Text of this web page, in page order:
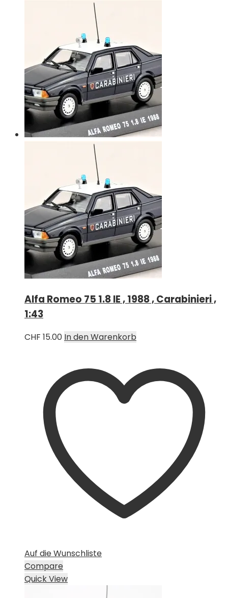
Alfa Romeo 75 1.8 IE , 1988 , Carabinieri ,
1:43
CHF 15.00 In den Warenkorb
Auf die Wunschliste
Compare
Quick View